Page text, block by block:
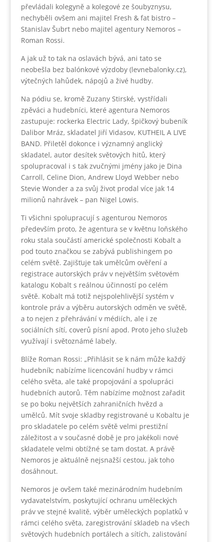
převládali kolegyně a kolegové ze šoubyznysu,
nechyběli ovšem ani majitel Fresh & fat bistro –
Stanislav Šubrt nebo majitel agentury Nemoros –
Roman Rossi.
A jak už to tak na oslavách bývá, ani tato se
neobešla bez balónkové výzdoby (levnebalonky.cz),
výtečných lahůdek, nápojů a živé hudby.
Na pódiu se, kromě Zuzany Stirské, vystřídali
zpěváci a hudebníci, které agentura Nemoros
zastupuje: rockerka Electric Lady, špičkový bubeník
Dalibor Mráz, skladatel Jiří Vidasov, KUTHEIL A LIVE
BAND. Přiletěl dokonce i významný anglický
skladatel, autor desítek světových hitů, který
spolupracoval i s tak zvučnými jmény jako je Dina
Carroll, Celine Dion, Andrew Lloyd Webber nebo
Stevie Wonder a za svůj život prodal více jak 14
milionů nahrávek – pan Nigel Lowis.
Ti všichni spolupracují s agenturou Nemoros
především proto, že agentura se v květnu loňského
roku stala součástí americké společnosti Kobalt a
pod touto značkou se zabývá publishingem po
celém světě. Zajišťuje tak umělcům ověření a
registrace autorských práv v největším světovém
katalogu Kobalt s reálnou účinností po celém
světě. Kobalt má totiž nejspolehlivější systém v
kontrole práv a výběru autorských odměn ve světě,
a to nejen z přehrávání v médiích, ale i ze
sociálních sítí, coverů písní apod. Proto jeho služeb
využívají i světoznámé labely.
Blíže Roman Rossi: „Přihlásit se k nám může každý
hudebník; nabízíme licencování hudby v rámci
celého světa, ale také propojování a spolupráci
hudebních autorů. Těm nabízíme možnost zařadit
se po boku největších zahraničních hvězd a
umělců. Mít svoje skladby registrované u Kobaltu je
pro skladatele po celém světě velmi prestižní
záležitost a v současné době je pro jakékoli nové
skladatele velmi obtížné se tam dostat. A právě
Nemoros je aktuálně nejsnažší cestou, jak toho
dosáhnout.
Nemoros je ovšem také mezinárodním hudebním
vydavatelstvím, poskytující ochranu uměleckých
práv ve stejné kvalitě, výběr uměleckých poplatků v
rámci celého světa, zaregistrování skladeb na všech
světových hudebních portálech a sítích, zalistování